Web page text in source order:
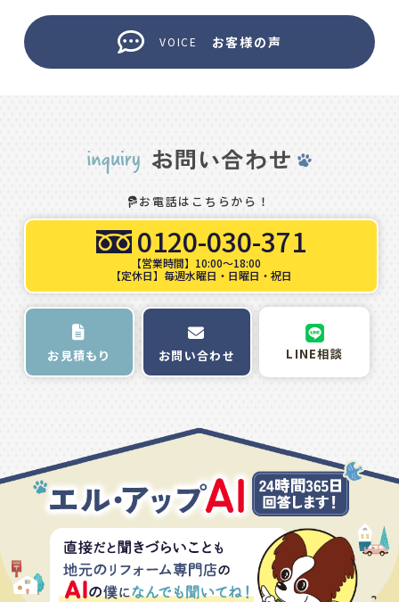
VOICE お客様の声
お電話はこちらから！
0120-030-371
【営業時間】10:00～18:00
【定休日】毎週水曜日・日曜日・祝日
お見積もり お問い合わせ LINE相談